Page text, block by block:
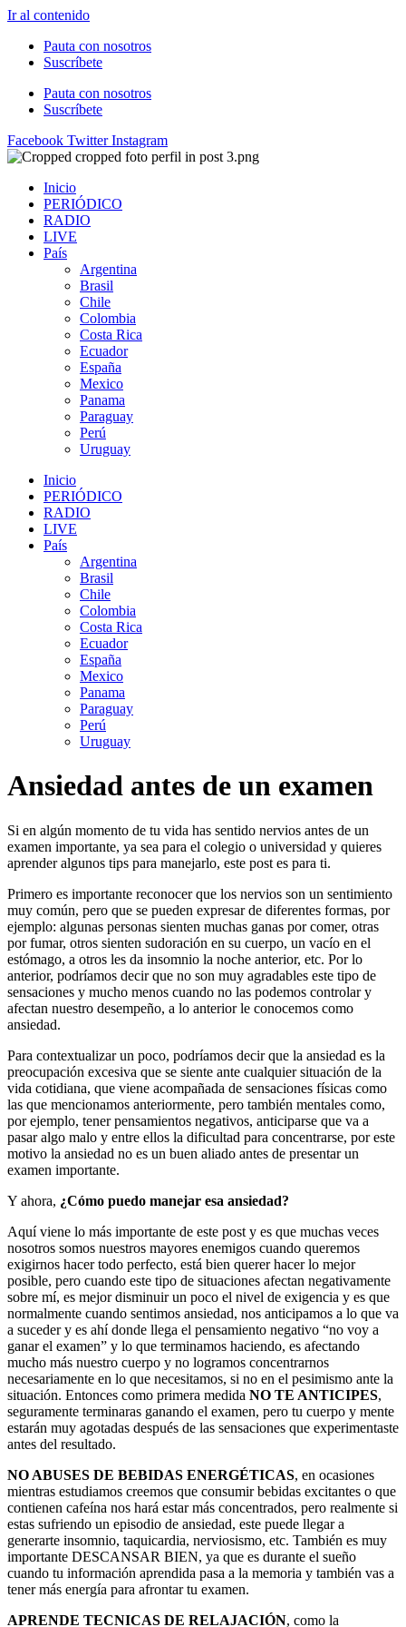
Ir al contenido
Pauta con nosotros
Suscríbete
Pauta con nosotros
Suscríbete
Facebook Twitter Instagram
Inicio
PERIÓDICO
RADIO
LIVE
País
Argentina
Brasil
Chile
Colombia
Costa Rica
Ecuador
España
Mexico
Panama
Paraguay
Perú
Uruguay
Inicio
PERIÓDICO
RADIO
LIVE
País
Argentina
Brasil
Chile
Colombia
Costa Rica
Ecuador
España
Mexico
Panama
Paraguay
Perú
Uruguay
Ansiedad antes de un examen
Si en algún momento de tu vida has sentido nervios antes de un
examen importante, ya sea para el colegio o universidad y quieres
aprender algunos tips para manejarlo, este post es para ti.
Primero es importante reconocer que los nervios son un sentimiento
muy común, pero que se pueden expresar de diferentes formas, por
ejemplo: algunas personas sienten muchas ganas por comer, otras
por fumar, otros sienten sudoración en su cuerpo, un vacío en el
estómago, a otros les da insomnio la noche anterior, etc. Por lo
anterior, podríamos decir que no son muy agradables este tipo de
sensaciones y mucho menos cuando no las podemos controlar y
afectan nuestro desempeño, a lo anterior le conocemos como
ansiedad.
Para contextualizar un poco, podríamos decir que la ansiedad es la
preocupación excesiva que se siente ante cualquier situación de la
vida cotidiana, que viene acompañada de sensaciones físicas como
las que mencionamos anteriormente, pero también mentales como,
por ejemplo, tener pensamientos negativos, anticiparse que va a
pasar algo malo y entre ellos la dificultad para concentrarse, por este
motivo la ansiedad no es un buen aliado antes de presentar un
examen importante.
Y ahora, ¿Cómo puedo manejar esa ansiedad?
Aquí viene lo más importante de este post y es que muchas veces
nosotros somos nuestros mayores enemigos cuando queremos
exigirnos hacer todo perfecto, está bien querer hacer lo mejor
posible, pero cuando este tipo de situaciones afectan negativamente
sobre mí, es mejor disminuir un poco el nivel de exigencia y es que
normalmente cuando sentimos ansiedad, nos anticipamos a lo que va
a suceder y es ahí donde llega el pensamiento negativo “no voy a
ganar el examen” y lo que terminamos haciendo, es afectando
mucho más nuestro cuerpo y no logramos concentrarnos
necesariamente en lo que necesitamos, si no en el pesimismo ante la
situación. Entonces como primera medida NO TE ANTICIPES,
seguramente terminaras ganando el examen, pero tu cuerpo y mente
estarán muy agotadas después de las sensaciones que experimentaste
antes del resultado.
NO ABUSES DE BEBIDAS ENERGÉTICAS, en ocasiones
mientras estudiamos creemos que consumir bebidas excitantes o que
contienen cafeína nos hará estar más concentrados, pero realmente si
estas sufriendo un episodio de ansiedad, este puede llegar a
generarte insomnio, taquicardia, nerviosismo, etc. También es muy
importante DESCANSAR BIEN, ya que es durante el sueño
cuando tu información aprendida pasa a la memoria y también vas a
tener más energía para afrontar tu examen.
APRENDE TECNICAS DE RELAJACIÓN, como la